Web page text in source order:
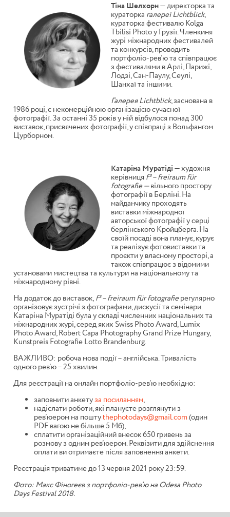
Тіна Шелхорн— директорка та
кураторка галереї Lichtblick,
кураторка фестивалю Kolga
Tbilisi Photo у Грузії. Членкиня
журі міжнародних фестивалей
та конкурсів, проводить
портфоліо-рев’ю та співпрацює
з фестивалями в Арлі, Парижі,
Лодзі, Сан-Паулу, Сеулі,
Шанхаї та іншими.
Галерея Lichtblick, заснована в
1986 році, є некомерційною організацією сучасної
фотографії. За останні 35 років у ній відбулося понад 300
виставок, присвячених фотографії, у співпраці з Вольфангом
Цурборном.
Катаріна Муратіді— художня
керівницяf³ – freiraum für
fotografie —вільного простору
фотографії в Берліні. На
майданчику проходять
виставки міжнародної
авторської фотографії у серці
берлінського Кройцберга. На
своїй посаді вона планує, курує
та реалізує фотовиставки та
проєкти у власному просторі, а
також співпрацює з відомими
установами мистецтва та культури на національному та
міжнародному рівні.
На додаток до виставок,f³ – freiraum für fotografieрегулярно
організовує зустрічі з фотографами, дискусії та семінари.
Катаріна Муратіді була у складі численних національних та
міжнародних журі, серед яких Swiss Photo Award, Lumix
Photo Award,Robert Capa Photography Grand Prize Hungary,
Kunstpreis Fotografie Lotto Brandenburg.
ВАЖЛИВО: робоча мова події–англійська. Тривалість
одного рев’ю–25 хвилин.
Для реєстрації на онлайн портфоліо-рев’ю необхідно:
заповнити анкетуза посиланням,
надіслати роботи, які плануєте розглянути з
рев’юером на поштуthephotodays@gmail.com(один
PDF вагою не більше 5 Мб),
сплатити організаційний внесок 650 гривень за
розмову з одним рев’юером. Реквізити для здійснення
оплати ви отримаєте після заповнення анкети.
Реєстрація триватиме до 13 червня 2021 року 23:59.
Фото:Макс Фіногеєв з портфоліо-рев’ю на Odesa Photo
Days Festival 2018.